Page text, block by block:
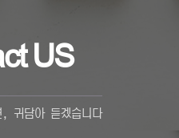
US
, 귀담아 듣겠습니다